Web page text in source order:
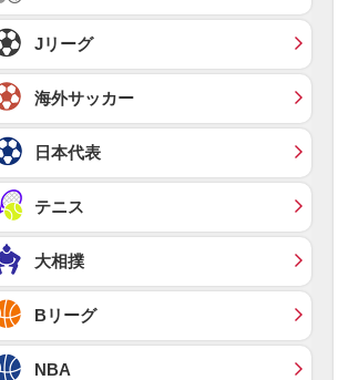
Jリーグ
海外サッカー
日本代表
テニス
大相撲
Bリーグ
NBA